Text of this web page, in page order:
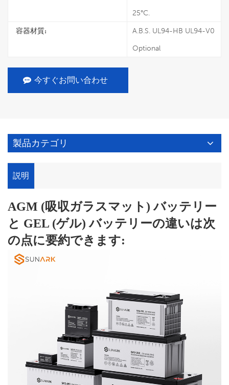
25°C.
容器材質: A.B.S. UL94-HB UL94-V0
Optional
今すぐお問い合わせ
製品カテゴリ
説明
AGM (吸収ガラスマット) バッテリー
と GEL (ゲル) バッテリーの違いは次
の点に要約できます: